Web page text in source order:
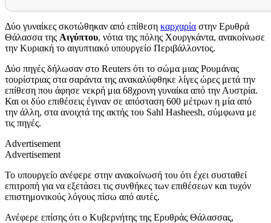
Δύο γυναίκες σκοτώθηκαν από επίθεση καρχαρία στην Ερυθρά
Θάλασσα της Αιγύπτου, νότια της πόλης Χουργκάντα, ανακοίνωσε
την Κυριακή το αιγυπτιακό υπουργείο Περιβάλλοντος.
Δύο πηγές δήλωσαν στο Reuters ότι το σώμα μιας Ρουμάνας
τουρίστριας στα σαράντα της ανακαλύφθηκε λίγες ώρες μετά την
επίθεση που άφησε νεκρή μια 68χρονη γυναίκα από την Αυστρία.
Και οι δύο επιθέσεις έγιναν σε απόσταση 600 μέτρων η μία από
την άλλη, στα ανοιχτά της ακτής του Sahl Hasheesh, σύμφωνα με
τις πηγές.
Advertisement
Advertisement
Το υπουργείο ανέφερε στην ανακοίνωσή του ότι έχει συσταθεί
επιτροπή για να εξετάσει τις συνθήκες των επιθέσεων και τυχόν
επιστημονικούς λόγους πίσω από αυτές.
Ανέφερε επίσης ότι ο Κυβερνήτης της Ερυθράς Θάλασσας,